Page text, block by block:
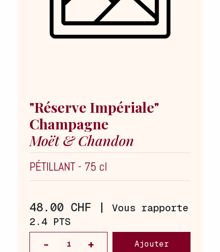
"Réserve Impériale"
Champagne
Moët & Chandon
PÉTILLANT - 75 cl
48.00 CHF | Vous rapporte
2.4 PTS
Ajouter